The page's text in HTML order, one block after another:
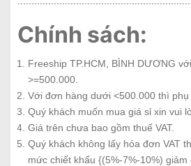
Chính sách:
Freeship TP.HCM, BÌNH DƯƠNG
>=500.000.
Với đơn hàng dưới <500.000 thì phụ
Quý khách muốn mua giá sỉ xin vui
Giá trên chưa bao gồm thuế VAT.
Quý khách không lấy hóa đơn VAT
mức chiết khấu {(5%-7%-10%) giảm